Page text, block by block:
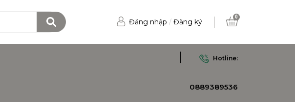
Đăng nhập / Đăng ký
0
Hotline:
0889389536